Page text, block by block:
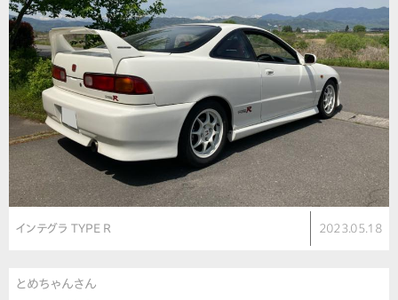
インテグラ TYPE R 2023.05.18
とめちゃんさん